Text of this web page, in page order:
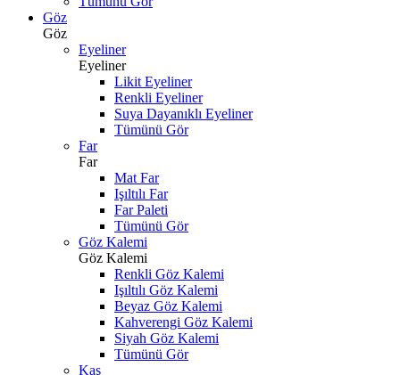
Göz
Göz
Eyeliner
Eyeliner
Likit Eyeliner
Renkli Eyeliner
Suya Dayanıklı Eyeliner
Tümünü Gör
Far
Far
Mat Far
Işıltılı Far
Far Paleti
Tümünü Gör
Göz Kalemi
Göz Kalemi
Renkli Göz Kalemi
Işıltılı Göz Kalemi
Beyaz Göz Kalemi
Kahverengi Göz Kalemi
Siyah Göz Kalemi
Tümünü Gör
Kaş